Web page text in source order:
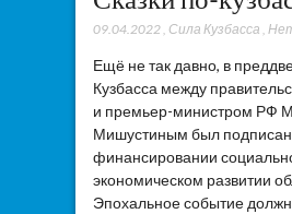
09.04.2022, Сила Кузбасса ,
Ещё не так давно, в
Кузбасса между
и премьер-министром РФ
Мишустиным был подписан
финансировании
экономическом развитии
Эпохальное событие